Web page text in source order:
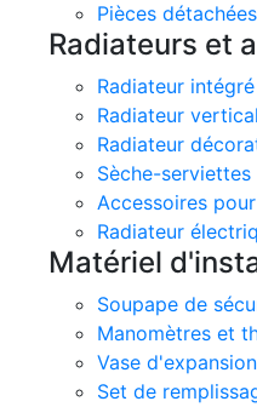
Pièces
Radiateurs et
Radiateur intégré
Radiateur vertical
Radiateur
Sèche-serviettes
Accessoires
Radiateur
Matériel
Soupape de
Manomètres et
Vase
Set de